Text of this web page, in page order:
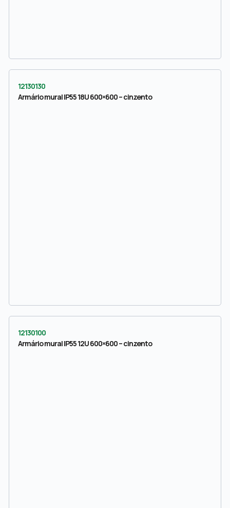
12130130
Armário mural IP55 18U 600×600 – cinzento
12130100
Armário mural IP55 12U 600×600 – cinzento